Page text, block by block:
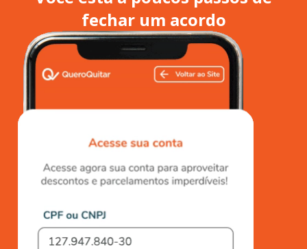
fechar um acordo